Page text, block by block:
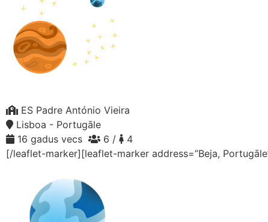
ES Padre António Vieira
Lisboa - Portugāle
16 gadus vecs
6 /
4
[/leaflet-marker][leaflet-marker address=”Beja,